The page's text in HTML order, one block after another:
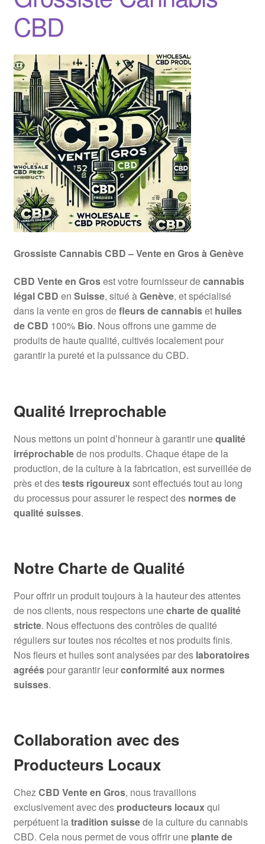
CBD
Grossiste Cannabis CBD – Vente en Gros à Genève
CBD Vente en Grosest votre fournisseur decannabis
légal CBD en Suisse, situé àGenève, et spécialisé
dans la vente en gros defleurs de cannabiset huiles
de CBD 100% Bio. Nous offrons une gamme de
produits de haute qualité, cultivés localement pour
garantir la pureté et la puissance du CBD.
Qualité Irreprochable
Nous mettons un point d’honneur à garantir unequalité
irréprochablede nos produits. Chaque étape de la
production, de la culture à la fabrication, est surveillée de
près et destests rigoureuxsont effectués tout au long
du processus pour assurer le respect des normes de
qualité suisses.
Notre Charte de Qualité
Pour offrir un produit toujours à la hauteur des attentes
de nos clients, nous respectons unecharte de qualité
stricte. Nous effectuons des contrôles de qualité
réguliers sur toutes nos récoltes et nos produits finis.
Nos fleurs et huiles sont analysées par des laboratoires
agrééspour garantir leurconformité aux normes
suisses.
Collaboration avec des
Producteurs Locaux
ChezCBD Vente en Gros, nous travaillons
exclusivement avec des producteurs locauxqui
perpétuent latradition suissede la culture du cannabis
CBD. Cela nous permet de vous offrir une plante de